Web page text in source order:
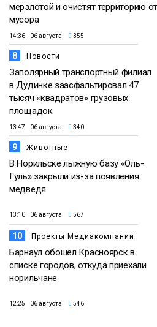
мерзлотой и очистят территорию от
мусора
14:36 06 августа 355
8 Новости
Заполярный транспортный филиал
в Дудинке заасфальтировал 47
тысяч «квадратов» грузовых
площадок
13:47 06 августа 340
9 Животные
В Норильске лыжную базу «Оль-
Гуль» закрыли из-за появления
медведя
13:10 06 августа 567
10 Проекты Медиакомпании
Барнаул обошёл Красноярск в
списке городов, откуда приехали
норильчане
12:25 06 августа 546